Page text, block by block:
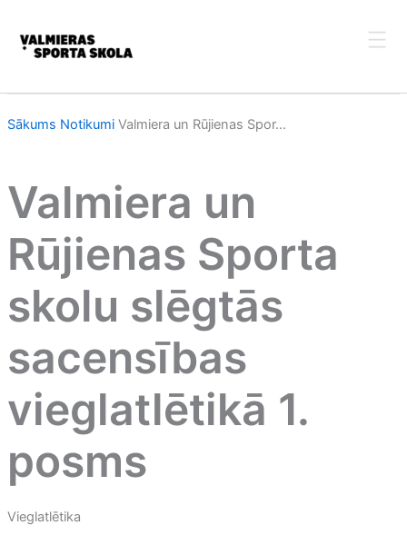
content
Sākums Notikumi Valmiera un Rūjienas Spor...
Valmiera un
Rūjienas Sporta
skolu slēgtās
sacensības
vieglatlētikā 1.
posms
Vieglatlētika